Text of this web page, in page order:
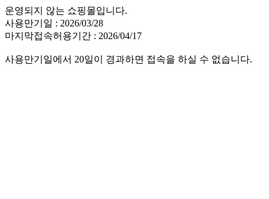
운영되지 않는 쇼핑몰입니다.
사용만기일 : 2026/03/28
마지막접속허용기간 : 2026/04/17
사용만기일에서 20일이 경과하면 접속을 하실 수 없습니다.